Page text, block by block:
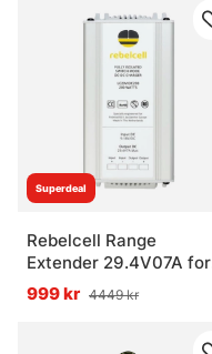
Superdeal
Rebelcell Range
Extender 29.4V07A for
24V50 AV/24V100
Battery
999 kr 4449 kr